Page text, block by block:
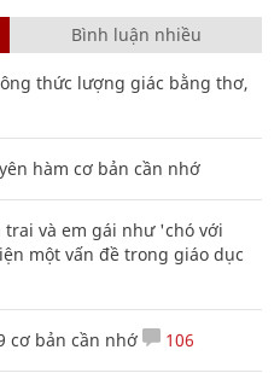
Bình luận nhiều
thức lượng giác bằng thơ,
hàm cơ bản cần nhớ
và em gái như 'chó với
một vấn đề trong giáo dục
cơ bản cần nhớ 106